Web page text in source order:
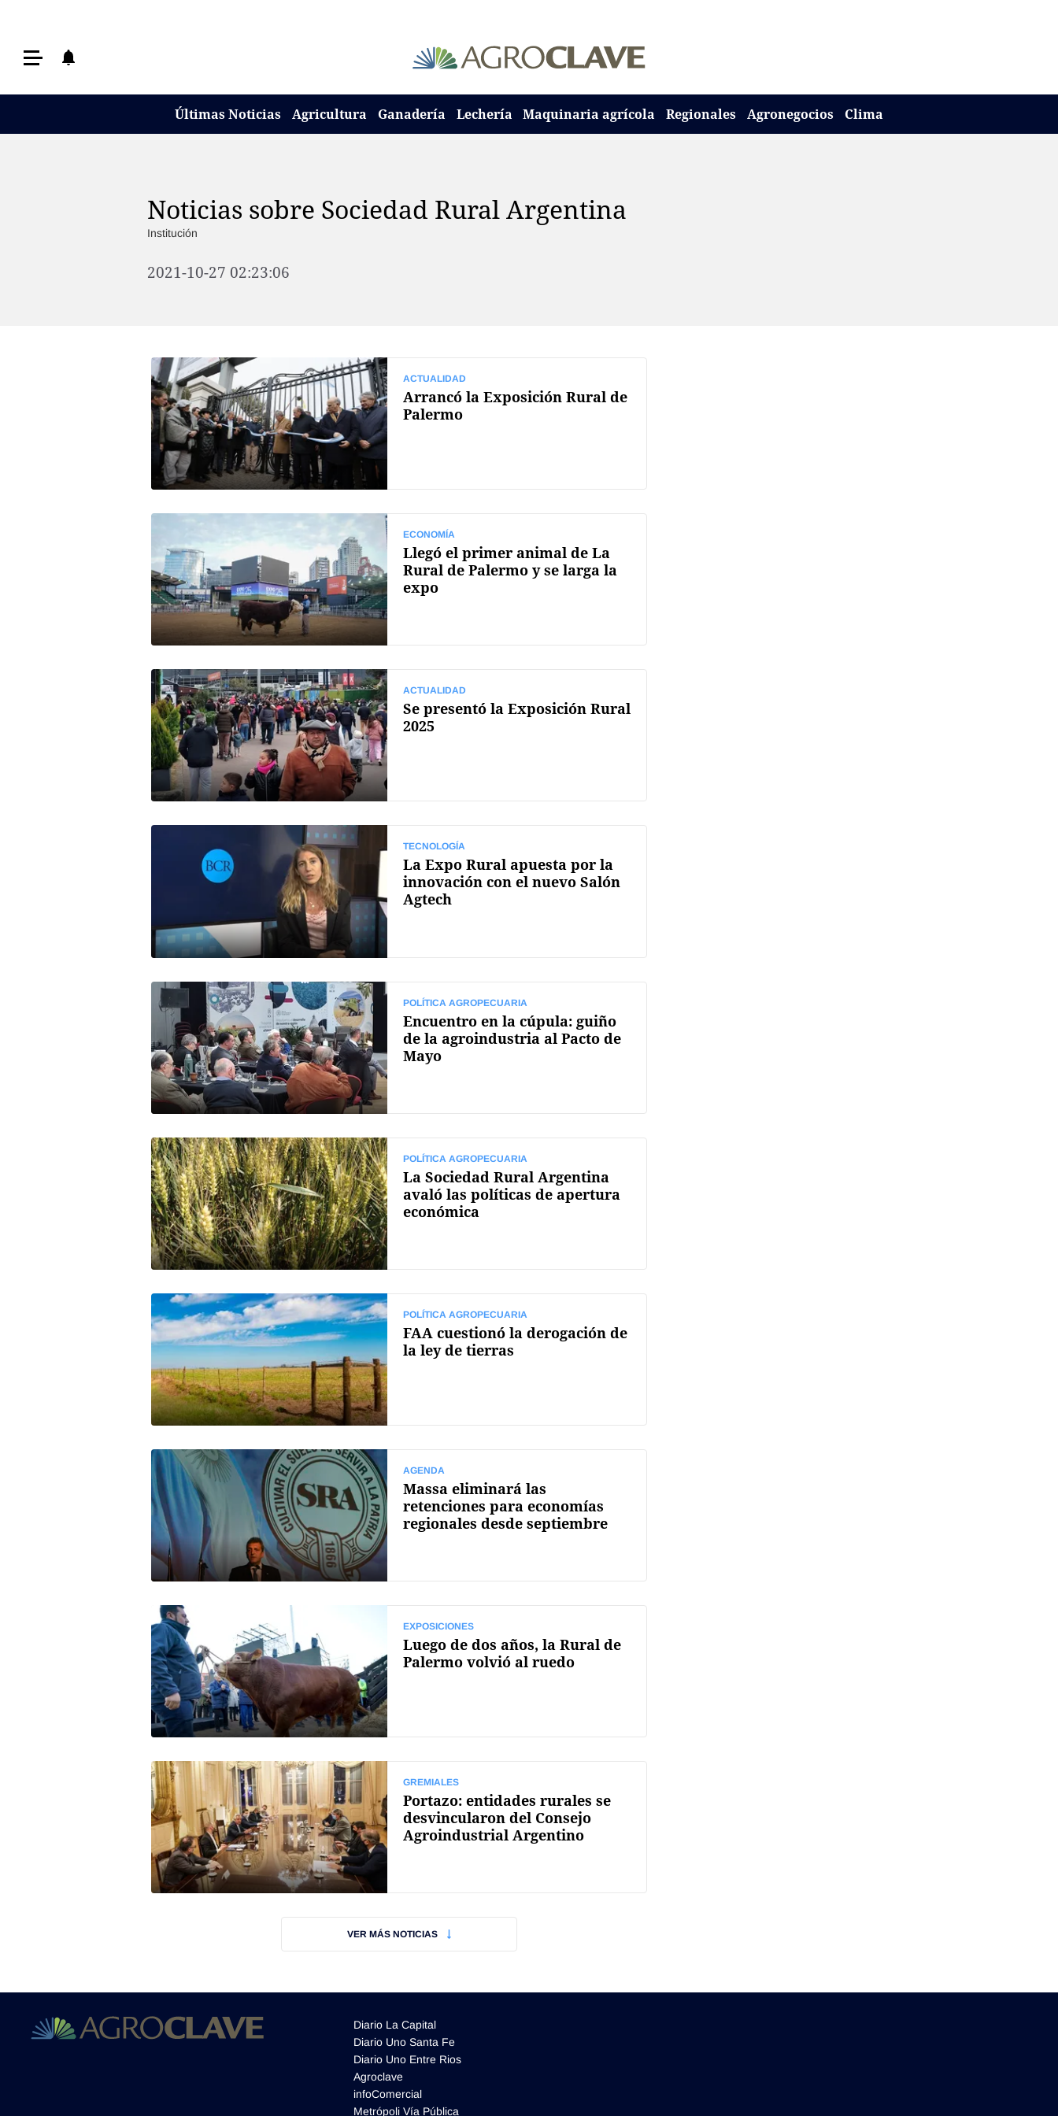
Últimas Noticias Agricultura Ganadería Lechería Maquinaria agrícola Regionales Agronegocios Clima
Noticias sobre Sociedad Rural Argentina
Institución
2021-10-27 02:23:06
ACTUALIDAD
Arrancó la Exposición Rural de
Palermo
ECONOMÍA
Llegó el primer animal de La
Rural de Palermo y se larga la
expo
ACTUALIDAD
Se presentó la Exposición Rural
2025
TECNOLOGÍA
La Expo Rural apuesta por la
innovación con el nuevo Salón
Agtech
POLÍTICA AGROPECUARIA
Encuentro en la cúpula: guiño
de la agroindustria al Pacto de
Mayo
POLÍTICA AGROPECUARIA
La Sociedad Rural Argentina
avaló las políticas de apertura
económica
POLÍTICA AGROPECUARIA
FAA cuestionó la derogación de
la ley de tierras
AGENDA
Massa eliminará las
retenciones para economías
regionales desde septiembre
EXPOSICIONES
Luego de dos años, la Rural de
Palermo volvió al ruedo
GREMIALES
Portazo: entidades rurales se
desvincularon del Consejo
Agroindustrial Argentino
VER MÁS NOTICIAS
Diario La Capital
Diario Uno Santa Fe
Diario Uno Entre Rios
Agroclave
infoComercial
Metrópoli Vía Pública